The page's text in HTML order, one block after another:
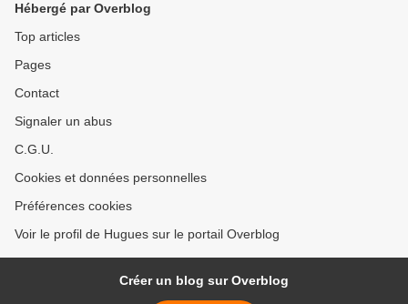
Hébergé par Overblog
Top articles
Pages
Contact
Signaler un abus
C.G.U.
Cookies et données personnelles
Préférences cookies
Voir le profil de Hugues sur le portail Overblog
Créer un blog sur Overblog